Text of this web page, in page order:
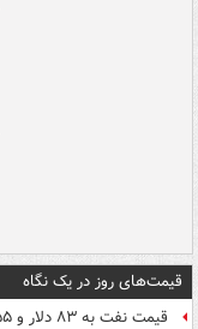
قیمت‌های روز در یک نگاه
قیمت نفت به ۸۳ دلار و ۵۵ سنت در هر بشکه رسید